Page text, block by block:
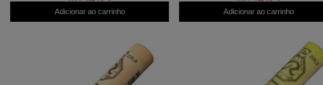
Adicionar ao carrinho Adicionar ao carrinho